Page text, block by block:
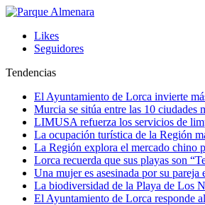
Likes
Seguidores
Tendencias
El Ayuntamiento de Lorca invierte
Murcia se sitúa entre las 10 ciudades
LIMUSA refuerza los servicios de
La ocupación turística de la Región
La Región explora el mercado chino
Lorca recuerda que sus playas son
Una mujer es asesinada por su
La biodiversidad de la Playa de Los
El Ayuntamiento de Lorca responde